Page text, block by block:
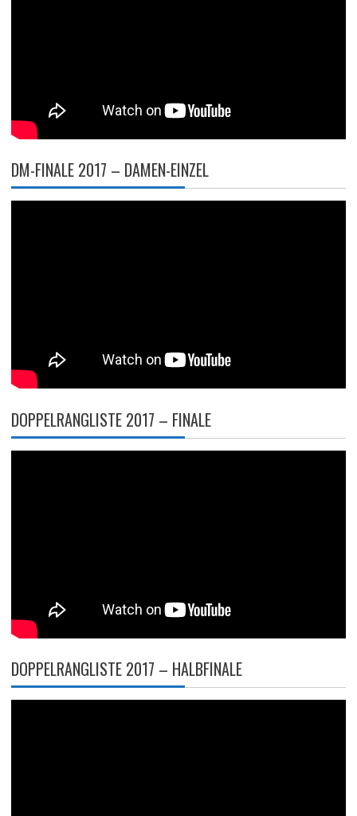
DM-FINALE 2017 – DAMEN-EINZEL
DOPPELRANGLISTE 2017 – FINALE
DOPPELRANGLISTE 2017 – HALBFINALE